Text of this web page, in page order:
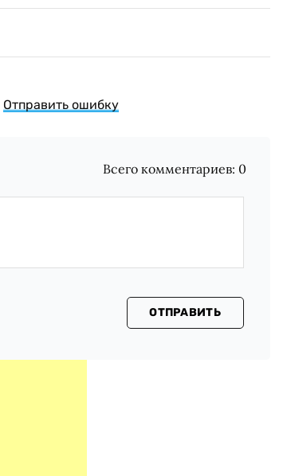
Отправить ошибку
Всего комментариев: 0
ОТПРАВИТЬ